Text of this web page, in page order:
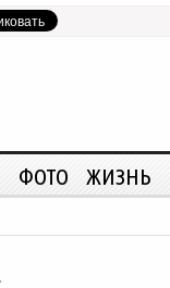
ФОТО ЖИЗНЬ